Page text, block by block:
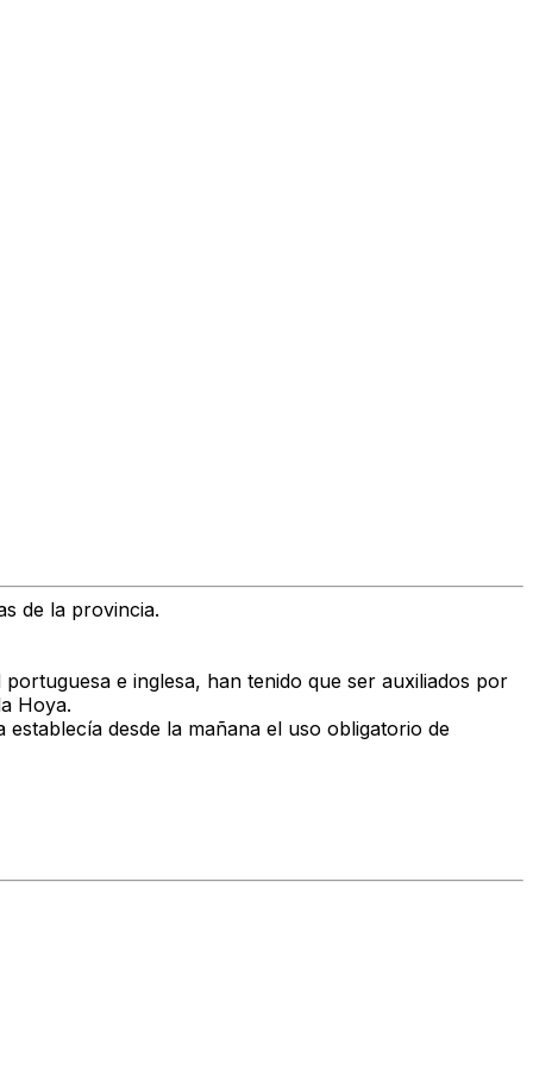
de la provincia.
e inglesa, han tenido que ser auxiliados por
Hoya.
desde la mañana el uso obligatorio de